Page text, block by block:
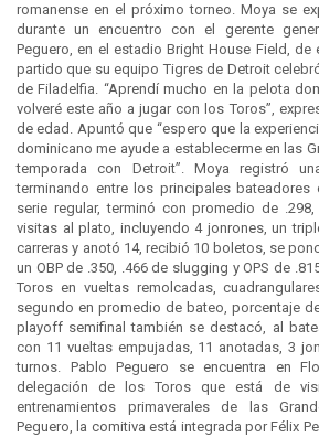
romanense en el próximo torneo. Moya se
durante un encuentro con el gerente
Peguero, en el estadio Bright House Field,
partido que su equipo Tigres de Detroit
de Filadelfia. “Aprendí mucho en la pelota
volveré este año a jugar con los Toros”,
de edad. Apuntó que “espero que la
dominicano me ayude a establecerme en las
temporada con Detroit”. Moya registró
terminando entre los principales
serie regular, terminó con promedio de
visitas al plato, incluyendo 4 jonrones, un
carreras y anotó 14, recibió 10 boletos, se
un OBP de .350, .466 de slugging y OPS de
Toros en vueltas remolcadas,
segundo en promedio de bateo, porcentaje de
playoff semifinal también se destacó, al
con 11 vueltas empujadas, 11 anotadas, 3
turnos. Pablo Peguero se encuentra en
delegación de los Toros que está de
entrenamientos primaverales de las
Peguero, la comitiva está integrada por Félix